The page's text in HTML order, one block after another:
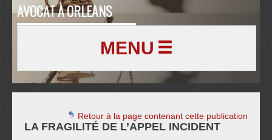
AVOCAT À ORLEANS
MENU
Retour à la page contenant cette publication
LA FRAGILITÉ DE L’APPEL INCIDENT